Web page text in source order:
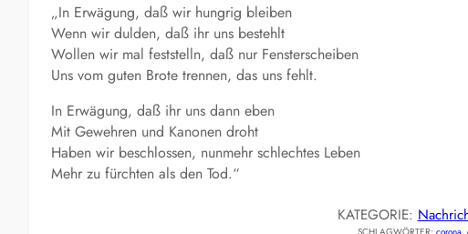
„In Erwägung, daß wir hungrig bleiben
Wenn wir dulden, daß ihr uns bestehlt
Wollen wir mal feststelln, daß nur Fensterscheiben
Uns vom guten Brote trennen, das uns fehlt.
In Erwägung, daß ihr uns dann eben
Mit Gewehren und Kanonen droht
Haben wir beschlossen, nunmehr schlechtes Leben
Mehr zu fürchten als den Tod.“
KATEGORIE: